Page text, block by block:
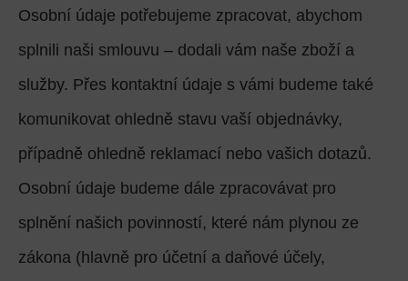
Osobní údaje potřebujeme zpracovat, abychom
splnili naši smlouvu – dodali vám naše zboží a
služby. Přes kontaktní údaje s vámi budeme také
komunikovat ohledně stavu vaší objednávky,
případně ohledně reklamací nebo vašich dotazů.
Osobní údaje budeme dále zpracovávat pro
splnění našich povinností, které nám plynou ze
zákona (hlavně pro účetní a daňové účely,